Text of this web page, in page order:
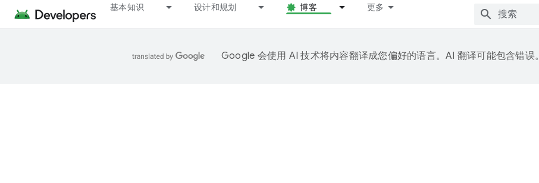
基本知识 设计和规划 博客 更多
Google 会使用 AI 技术将内容翻译成您偏好的语言。AI 翻译可能包含错误。